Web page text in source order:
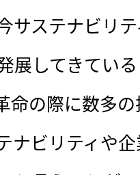
サステナビリ
展してきてい
命の際に数多
ナビリティや